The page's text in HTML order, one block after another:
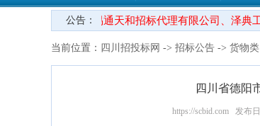
公告：
●热烈欢迎四川易通天和招标代理有限公司、泽典工
当前位置： 四川招投标网 -> 招标公告 -> 货物类
四川省德阳
https://scbid.com 发布